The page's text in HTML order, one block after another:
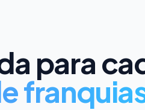
para